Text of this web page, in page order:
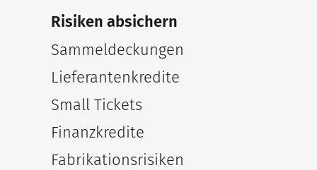
Risiken absichern
Sammeldeckungen
Lieferantenkredite
Small Tickets
Finanzkredite
Fabrikationsrisiken